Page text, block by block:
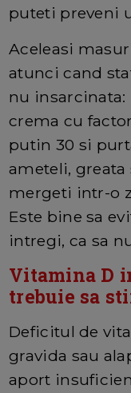
puteti preveni
Aceleasi
atunci cand
nu
crema cu
putin 30 si
ameteli,
mergeti intr-o
Este bine sa
intregi, ca sa
Vitamina D
trebuie sa
Deficitul de
gravida sau
aport